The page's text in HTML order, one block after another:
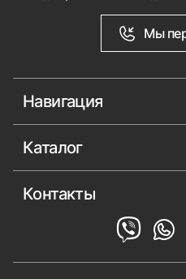
Мы
Навигация
Каталог
Контакты